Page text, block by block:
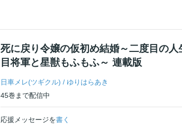
死に戻り令嬢の仮初め結婚～二度目の人
目将軍と星獣もふもふ～ 連載版
日車メレ(ツギクル) / ゆりはらあき
45巻 まで配信中
応援メッセージを書く